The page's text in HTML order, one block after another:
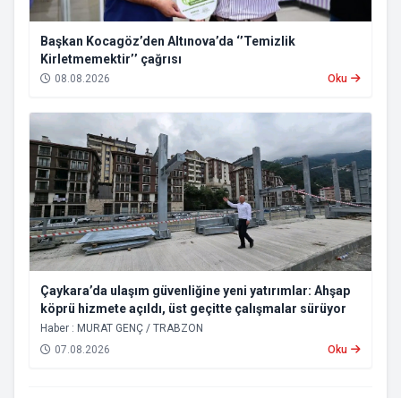
Başkan Kocagöz’den Altınova’da ‘’Temizlik
Kirletmemektir’’ çağrısı
08.08.2026 Oku
Çaykara’da ulaşım güvenliğine yeni yatırımlar: Ahşap
köprü hizmete açıldı, üst geçitte çalışmalar sürüyor
Haber : MURAT GENÇ / TRABZON
07.08.2026
Oku